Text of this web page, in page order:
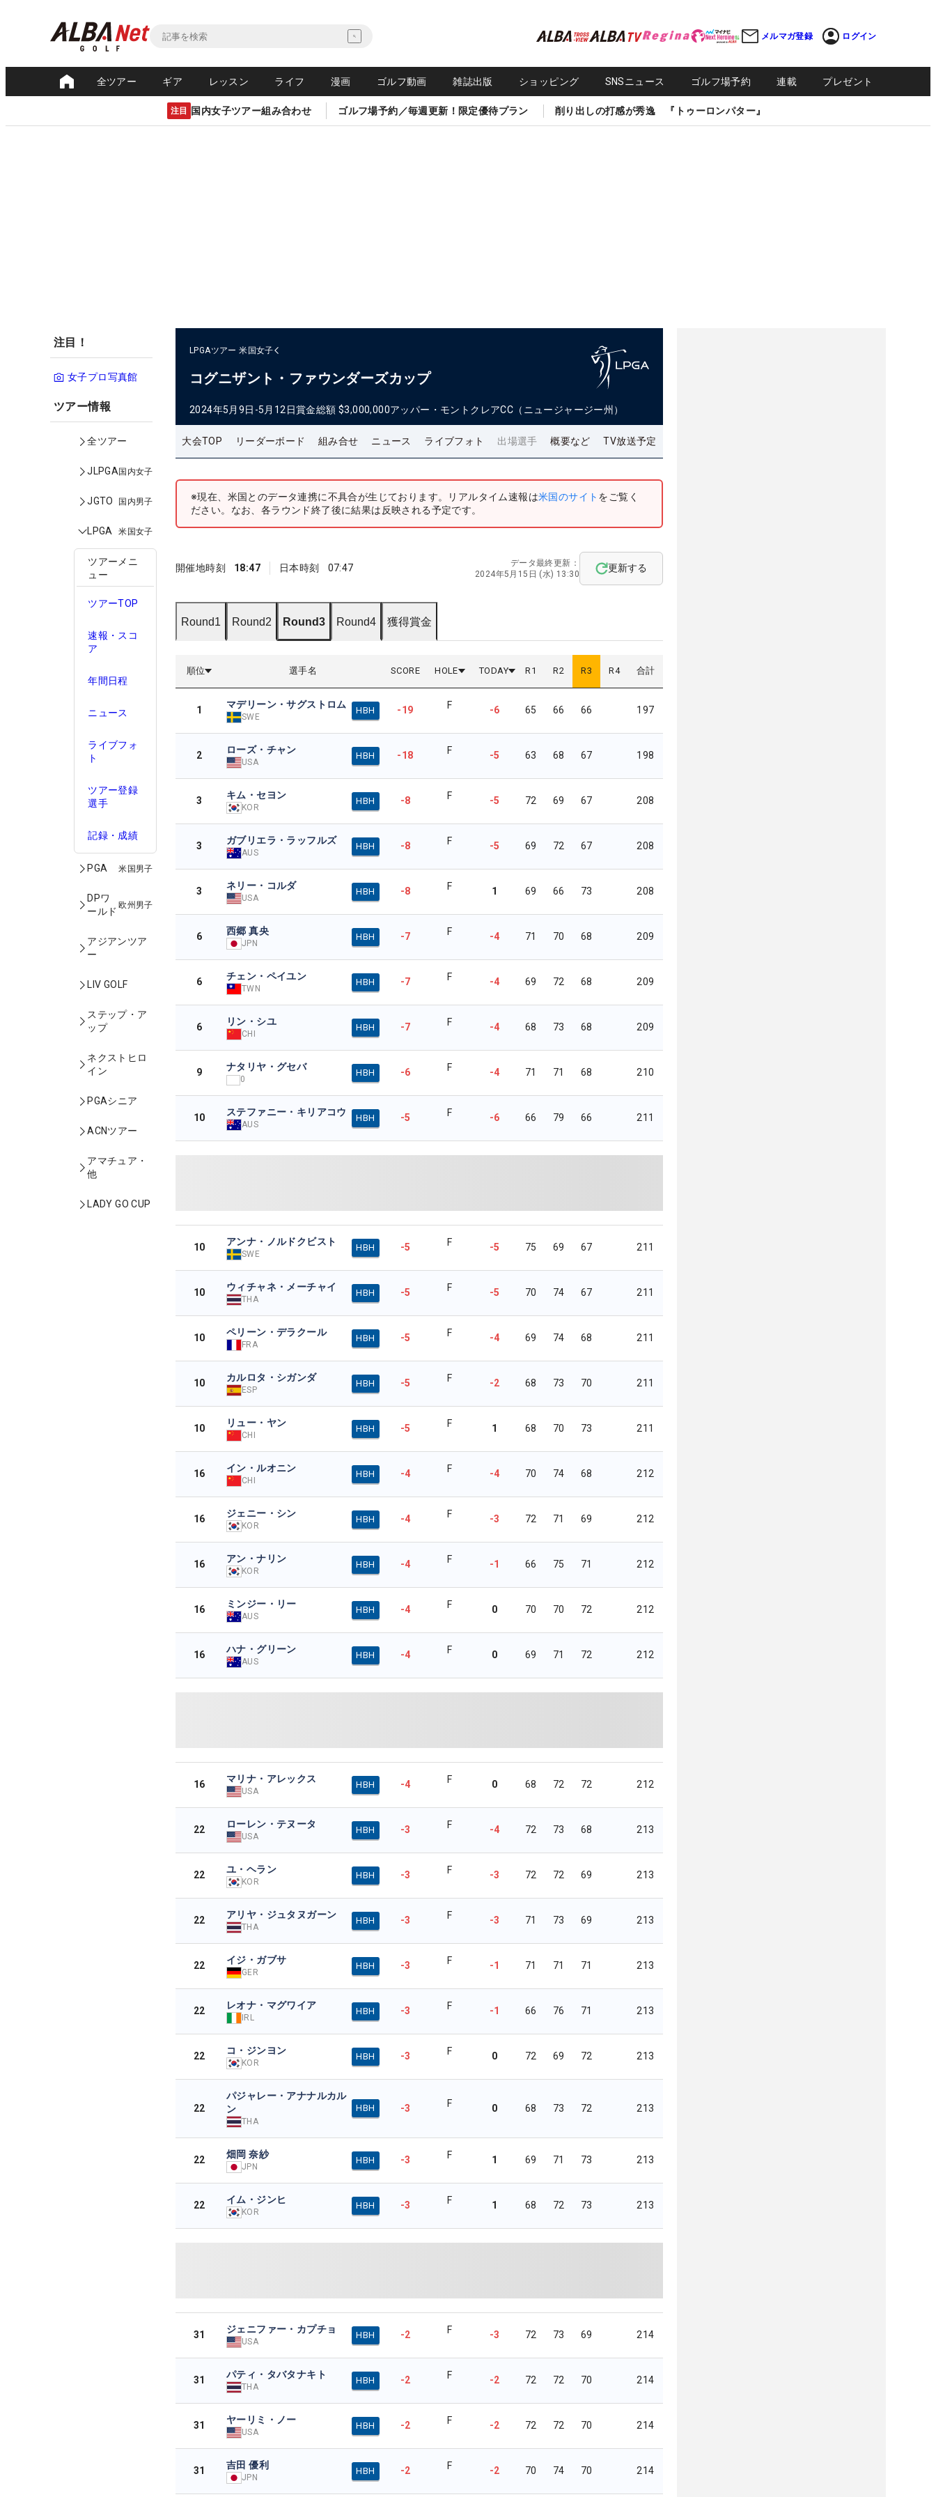
メルマガ登録 ログイン
全ツアー ギア レッスン ライフ 漫画 ゴルフ動画 雑誌出版 ショッピング SNSニュース ゴルフ場予約 連載 プレゼント
注目 国内女子ツアー組み合わせ ゴルフ場予約／毎週更新！限定優待プラン 削り出しの打感が秀逸 『トゥーロンパター』
注目！
女子プロ写真館
ツアー情報
全ツアー
JLPGA国内女子
JGTO 国内男子
LPGA 米国女子
ツアーメニ
ュー
ツアーTOP
速報・スコ
ア
年間日程
ニュース
ライブフォ
ト
ツアー登録
選手
記録・成績
PGA 米国男子
DPワ
ールド
欧州男子
アジアンツア
ー
LIV GOLF
ステップ・ア
ップ
ネクストヒロ
イン
PGAシニア
ACNツアー
アマチュア・
他
LADY GO CUP
LPGAツアー 米国女子
コグニザント・ファウンダーズカップ
2024年5月9日-5月12日賞金総額 $3,000,000アッパー・モントクレアCC（ニュージャージー州）
大会TOP リーダーボード 組み合せ ニュース ライブフォト 出場選手 概要など TV放送予定
※現在、米国とのデータ連携に不具合が生じております。リアルタイム速報は米国のサイト をご覧く
ださい。なお、各ラウンド終了後に結果は反映される予定です。
開催地時刻 18:47 日本時刻 07:47
データ最終更新：
2024年5月15日 (水) 13:30
更新する
Round1 Round2 Round3 Round4 獲得賞金
順位 選手名 SCORE HOLE TODAY R 1 R2 R3 R4 合計
1 マデリーン・サグストロム
SWE
HBH -19 F -6 65 66 66 197
2 ローズ・チャン
USA
HBH -18 F -5 63 68 67 198
3 キム・セヨン
KOR
HBH -8 F -5 72 69 67 208
3 ガブリエラ・ラッフルズ
AUS
HBH -8 F -5 69 72 67 208
3 ネリー・コルダ
USA
HBH -8 F 1 69 66 73 208
6 西郷 真央
JPN
HBH -7 F -4 71 70 68 209
6 チェン・ペイユン
TWN
HBH -7 F -4 69 72 68 209
6 リン・シユ
CHI
HBH -7 F -4 68 73 68 209
9 ナタリヤ・グセバ
0
HBH -6 F -4 71 71 68 210
10 ステファニー・キリアコウ
AUS
HBH -5 F -6 66 79 66 211
10 アンナ・ノルドクビスト
SWE
HBH -5 F -5 75 69 67 211
10 ウィチャネ・メーチャイ
THA
HBH -5 F -5 70 74 67 211
10 ペリーン・デラクール
FRA
HBH -5 F -4 69 74 68 211
10 カルロタ・シガンダ
ESP
HBH -5 F -2 68 73 70 211
10 リュー・ヤン
CHI
HBH -5 F 1 68 70 73 211
16 イン・ルオニン
CHI
HBH -4 F -4 70 74 68 212
16 ジェニー・シン
KOR
HBH -4 F -3 72 71 69 212
16 アン・ナリン
KOR
HBH -4 F -1 66 75 71 212
16 ミンジー・リー
AUS
HBH -4 F 0 70 70 72 212
16 ハナ・グリーン
AUS
HBH -4 F 0 69 71 72 212
16 マリナ・アレックス
USA
HBH -4 F 0 68 72 72 212
22 ローレン・テヌータ
USA
HBH -3 F -4 72 73 68 213
22 ユ・ヘラン
KOR
HBH -3 F -3 72 72 69 213
22 アリヤ・ジュタヌガーン
THA
HBH -3 F -3 71 73 69 213
22 イジ・ガブサ
GER
HBH -3 F -1 71 71 71 213
22 レオナ・マグワイア
IRL
HBH -3 F -1 66 76 71 213
22 コ・ジンヨン
KOR
HBH -3 F 0 72 69 72 213
22
パジャレー・アナナルカル
ン
THA
HBH -3 F 0 68 73 72 213
22 畑岡 奈紗
JPN
HBH -3 F 1 69 71 73 213
22 イム・ジンヒ
KOR
HBH -3 F 1 68 72 73 213
31 ジェニファー・カプチョ
USA
HBH -2 F -3 72 73 69 214
31 パティ・タバタナキト
THA
HBH -2 F -2 72 72 70 214
31 ヤーリミ・ノー
USA
HBH -2 F -2 72 72 70 214
31 吉田 優利
JPN
HBH -2 F -2 70 74 70 214